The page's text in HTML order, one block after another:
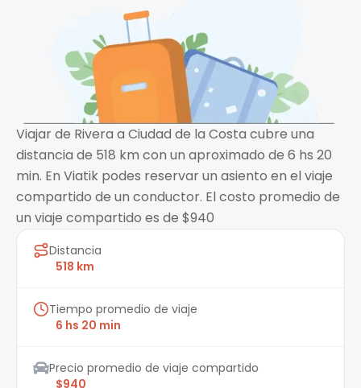
Viajar de Rivera a Ciudad de la Costa cubre una
distancia de 518 km con un aproximado de 6 hs 20
min. En Viatik podes reservar un asiento en el viaje
compartido de un conductor. El costo promedio de
un viaje compartido es de $940
Distancia
518 km
Tiempo promedio de viaje
6 hs 20 min
Precio promedio de viaje compartido
$940